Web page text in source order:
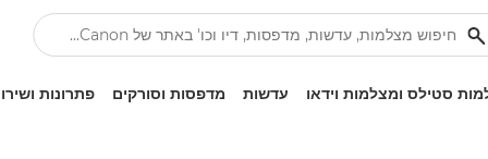
סטילס ומצלמות וידאו עדשות מדפסות וסורקים פתרונות